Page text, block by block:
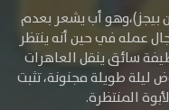
بيجز)،وهو أب يشعر بعدم
عمله في حين أنه ينتظر
سائق ينقل العاهرات
ليلة طويلة مجنونة، تثبت
المنتظرة.